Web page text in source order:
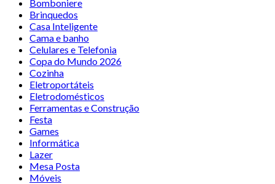
Bomboniere
Brinquedos
Casa Inteligente
Cama e banho
Celulares e Telefonia
Copa do Mundo 2026
Cozinha
Eletroportáteis
Eletrodomésticos
Ferramentas e Construção
Festa
Games
Informática
Lazer
Mesa Posta
Móveis